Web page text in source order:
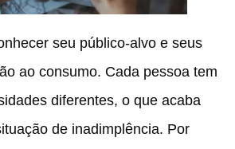
seu público-alvo e seus
ao consumo. Cada pessoa tem
diferentes, o que acaba
de inadimplência. Por